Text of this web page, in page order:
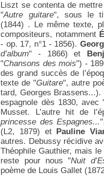
Liszt se contenta de
"Autre guitare", sous le
(1844) . Le même texte,
compositeurs, notamment
- op. 17, n°1 - 1856).
d’album" - 1866) et
"Chansons des mois") -
des grand succès de
texte de "Guitare", autre
tard, Georges
espagnole dès 1830, avec
Musset. L’autre hit de
princesse des Espagnes...
(L2, 1879) et
Pauline
autres. Debussy récidive
Théophile Gauthier, mais
reste pour nous "Nuit
poème de Louis Gallet